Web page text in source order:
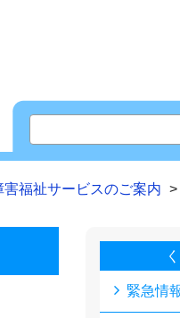
害福祉サービスのご案内
緊急情